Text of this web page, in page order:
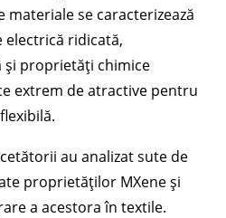
materiale se caracterizează
ridicată,
proprietăți chimice
extrem de atractive pentru
au analizat sute de
proprietăților MXene și
a acestora în textile.